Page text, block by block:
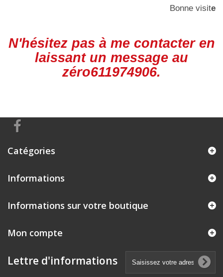
Bonne visite
N'hésitez pas à me contacter en
laissant un message au
zéro611974906.
Catégories
Informations
Informations sur votre boutique
Mon compte
Lettre d'informations